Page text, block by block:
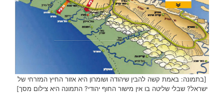
[בתמונה: באמת קשה להבין שיהודה ושומרון היא אזור החיץ המזרחי של
ישראל? שבלי שליטה בו אין מישור החוף יהודי? התמונה היא צילום מסך]